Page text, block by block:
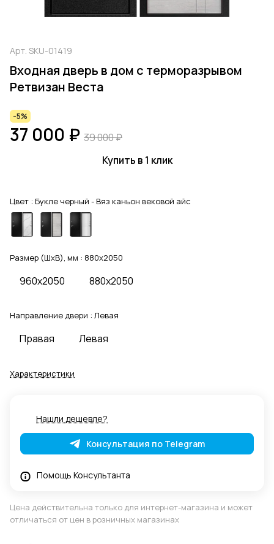
Арт. SKU-01419
Входная дверь в дом с терморазрывом
Ретвизан Веста
-5%
37 000 ₽ 39 000 ₽
Купить в 1 клик
Цвет : Букле черный - Вяз каньон вековой айс
Размер (ШхВ), мм : 880x2050
960x2050 880x2050
Направление двери : Левая
Правая Левая
Характеристики
Нашли дешевле?
Консультация по Telegram
Помощь Консультанта
Цена действительна только для интернет-магазина и может
отличаться от цен в розничных магазинах